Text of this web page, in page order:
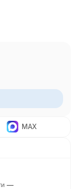
MAX